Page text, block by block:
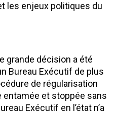
les enjeux politiques du
grande décision a été
Bureau Exécutif de plus
de régularisation
entamée et stoppée sans
Exécutif en l’état n’a